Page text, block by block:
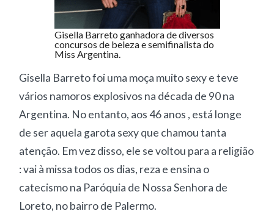
Gisella Barreto ganhadora de diversos
concursos de beleza e semifinalista do
Miss Argentina.
Gisella Barreto foi uma moça muito sexy e teve
vários namoros explosivos na década de 90 na
Argentina. No entanto, aos 46 anos , está longe
de ser aquela garota sexy que chamou tanta
atenção. Em vez disso, ele se voltou para a religião
: vai à missa todos os dias, reza e ensina o
catecismo na Paróquia de Nossa Senhora de
Loreto, no bairro de Palermo.